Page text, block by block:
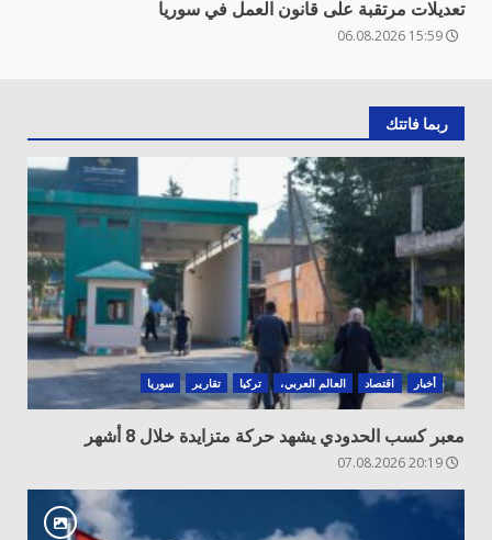
تعديلات مرتقبة على قانون العمل في سوريا
ربما فاتتك
أخبار اقتصاد العالم العربي، تركيا تقارير سوريا
معبر كسب الحدودي يشهد حركة متزايدة خلال 8 أشهر